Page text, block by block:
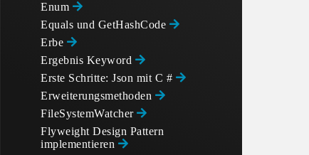
Enum
Equals und GetHashCode
Erbe
Ergebnis Keyword
Erste Schritte: Json mit C #
Erweiterungsmethoden
FileSystemWatcher
Flyweight Design Pattern
implementieren